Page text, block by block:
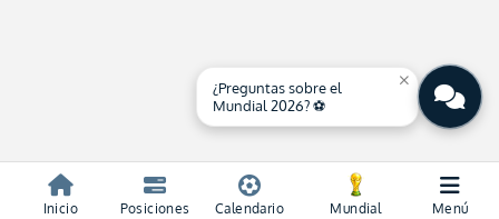
Inicio Posiciones Calendario Mundial Menú
close
¿Preguntas sobre el
Mundial 2026? ⚽